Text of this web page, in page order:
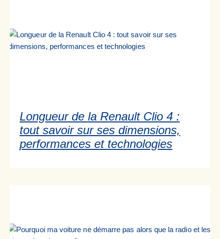
Longueur de la Renault Clio 4 :
tout savoir sur ses dimensions,
performances et technologies